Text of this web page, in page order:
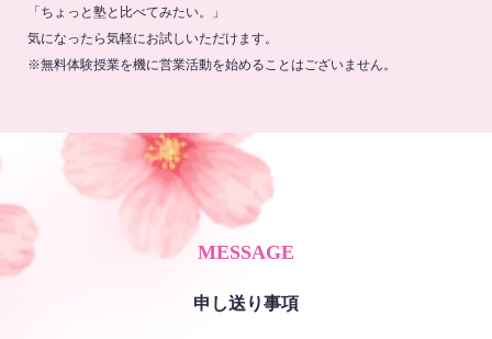
「ちょっと塾と比べてみたい。」
気になったら気軽にお試しいただけます。
※無料体験授業を機に営業活動を始めることはございません。
MESSAGE
申し送り事項